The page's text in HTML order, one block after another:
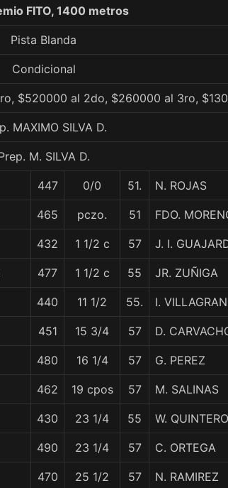
FITO, 1400 metros
Pista Blanda
Condicional
$520000 al 2do, $260000 al 3ro,
MAXIMO SILVA D.
M. SILVA D.
447 0/0 51. N. ROJAS
465 pczo. 51 FDO.
432 1 1/2 c 57 J. I.
477 1 1/2 c 55 JR. ZUÑIGA
440 11 1/2 55. I. VILLAGRAN
451 15 3/4 57 D.
480 16 1/4 57 G. PEREZ
462 19 cpos 57 M. SALINAS
430 23 1/4 55 W.
490 23 1/4 57 C. ORTEGA
470 25 1/2 57 N. RAMIREZ